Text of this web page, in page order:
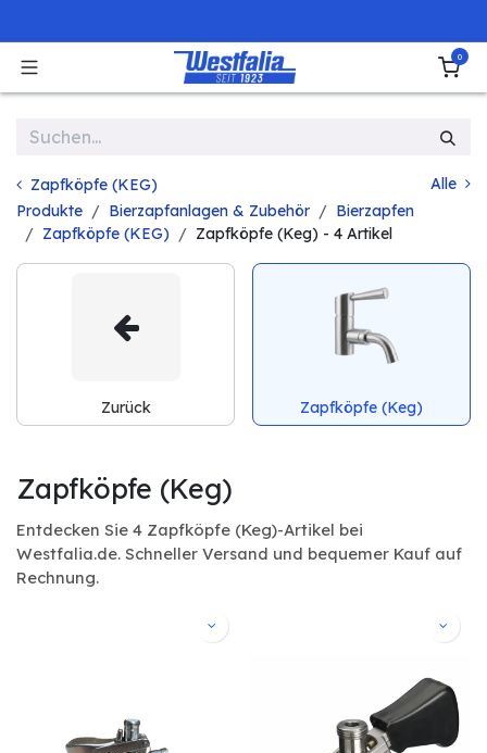
0
Zapfköpfe (KEG)
Alle
Produkte
Bierzapfanlagen & Zubehör
Bierzapfen
Zapfköpfe (KEG)
Zapfköpfe (Keg) - 4 Artikel
Zurück Zapfköpfe (Keg)
Zapfköpfe (Keg)
Entdecken Sie 4 Zapfköpfe (Keg)-Artikel bei
Westfalia.de. Schneller Versand und bequemer Kauf auf
Rechnung.